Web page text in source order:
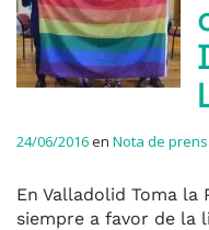
24/06/2016en Nota de
En Valladolid Toma
siempre a favor de la